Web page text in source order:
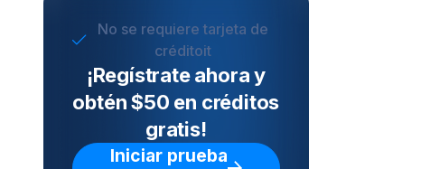
No se requiere tarjeta de
créditoit
¡Regístrate ahora y
obtén $50 en créditos
gratis!
Iniciar prueba